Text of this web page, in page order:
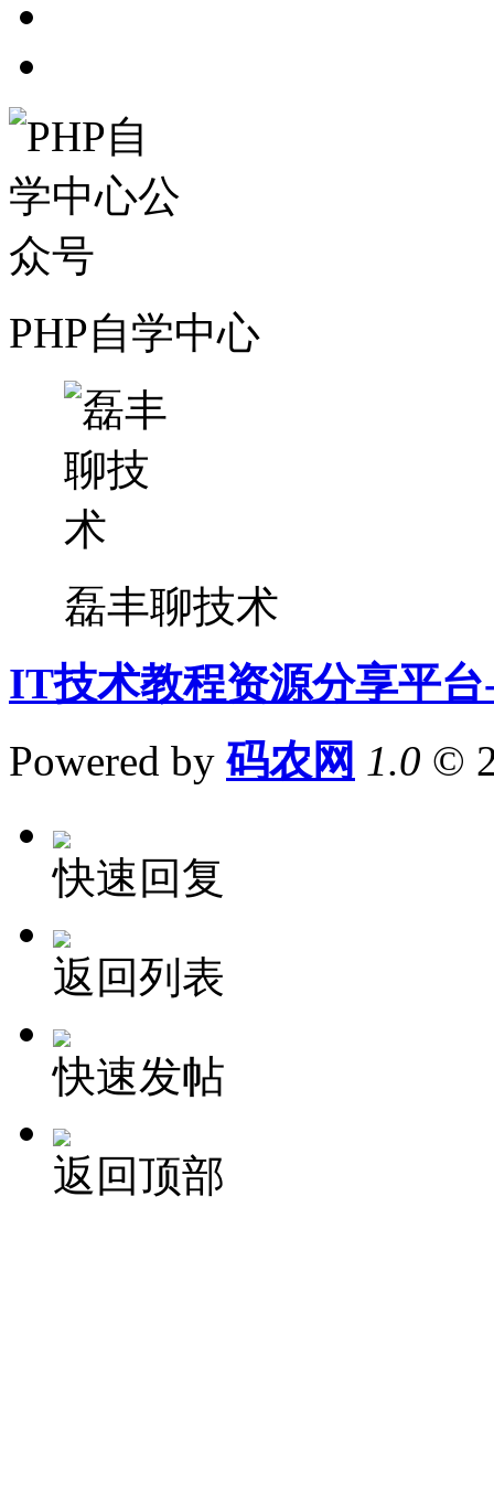
PHP自学中心
磊丰聊技术
IT技术教程资源分享平
Powered by 码农网 1.0 ©
快速回复
返回列表
快速发帖
返回顶部